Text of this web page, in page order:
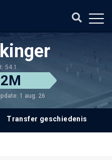
54.1
1 aug. 26
Transfer geschiedenis